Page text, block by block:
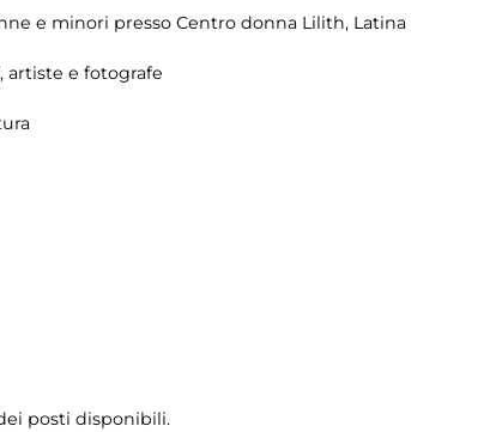
e minori presso Centro donna Lilith, Latina
, artiste e fotografe
posti disponibili.